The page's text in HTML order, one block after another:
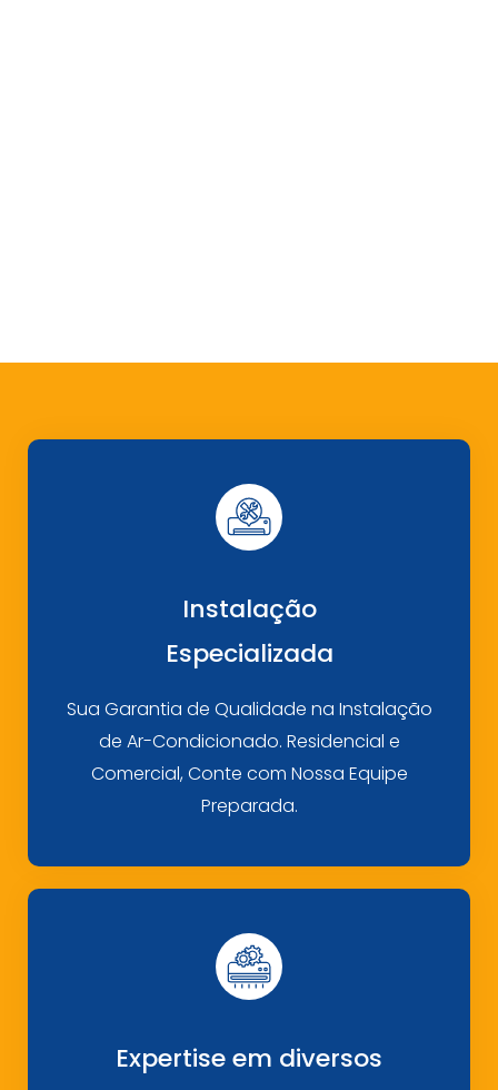
Instalação
Especializada
Sua Garantia de Qualidade na Instalação
de Ar-Condicionado. Residencial e
Comercial, Conte com Nossa Equipe
Preparada.
Expertise em diversos